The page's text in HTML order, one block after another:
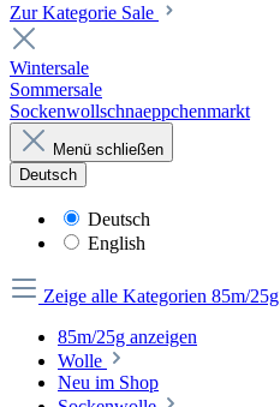
Zur Kategorie Sale
Wintersale
Sommersale
Sockenwollschnaeppchenmarkt
Menü schließen
Deutsch
Deutsch
English
Zeige alle Kategorien 85m/25g
85m/25g anzeigen
Wolle
Neu im Shop